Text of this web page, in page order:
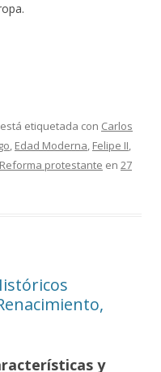
etiquetada con Carlos
, Edad Moderna, Felipe II,
Reforma protestante en 27
y